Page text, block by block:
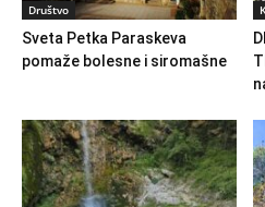
Društvo
Sveta Petka Paraskeva
pomaže bolesne i siromašne